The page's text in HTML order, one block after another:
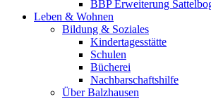
BBP Erweiterung
Leben & Wohnen
Bildung & Soziales
Kindertagesstätte
Schulen
Bücherei
Nachbarschaftshilfe
Über Balzhausen